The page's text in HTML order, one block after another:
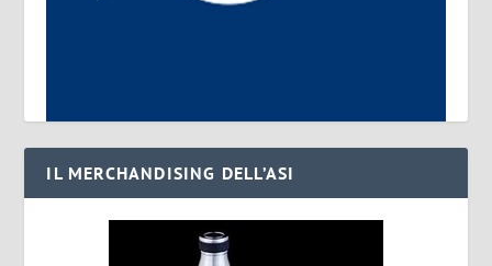
IL MERCHANDISING DELL’ASI